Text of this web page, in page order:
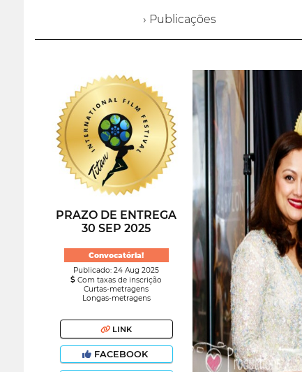
› Publicações
PRAZO DE ENTREGA
30 SEP 2025
Convocatória!
Publicado: 24 Aug 2025
Com taxas de inscrição
Curtas-metragens
Longas-metragens
LINK
FACEBOOK